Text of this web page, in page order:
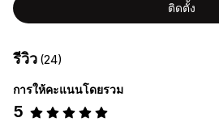
ติดตั้ง
รีวิว (24)
การให้คะแนนโดยรวม
5